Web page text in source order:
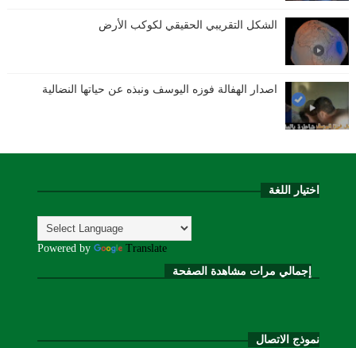
الشكل التقريبي الحقيقي لكوكب الأرض
اصدار الهفالة فوزه اليوسف ونبذه عن حياتها النضالية
اختيار اللغة
Powered by
Translate
إجمالي مرات مشاهدة الصفحة
نموذج الاتصال